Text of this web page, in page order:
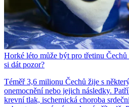
Horké léto může být pro třetinu
si dát pozor?
Téměř 3,6 milionu Čechů žije s
onemocnění nebo jejich následky.
krevní tlak, ischemická choroba